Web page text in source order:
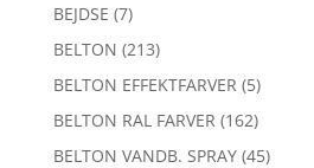
BEJDSE (7)
BELTON (213)
BELTON EFFEKTFARVER (5)
BELTON RAL FARVER (162)
BELTON VANDB. SPRAY (45)